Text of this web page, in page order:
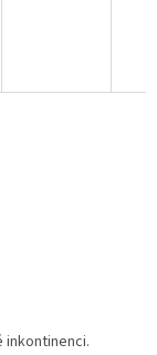
inkontinenci.